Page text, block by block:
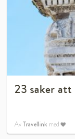
23 saker
Av Travellink med